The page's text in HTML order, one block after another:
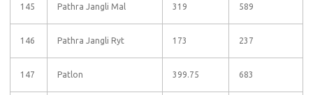
145 Pathra Jangli Mal 319 589
146 Pathra Jangli Ryt 173 237
147 Patlon 399.75 683